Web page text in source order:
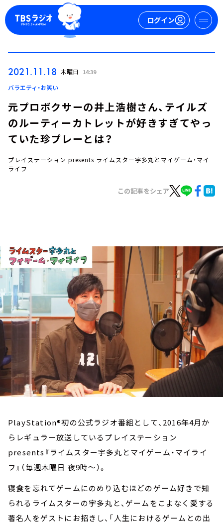
ログイン
ログイン
YouTube
会社情報
2021.11.18 木曜日 14:39
バラエティ・お笑い
元プロボクサーの井上浩樹さん、テイルズ
のルーティーカトレットが好きすぎてやっ
ていた珍プレーとは？
プレイステーション presents ライムスター宇多丸とマイゲーム・マイ
ライフ
この記事をシェア
PlayStation®初の公式ラジオ番組として、2016年4月か
らレギュラー放送しているプレイステーション
presents『ライムスター宇多丸とマイゲーム・マイライ
フ』（毎週木曜日 夜9時～）。
寝食を忘れてゲームにのめり込むほどのゲーム好きで知
られるライムスターの宇多丸と、ゲームをこよなく愛する
著名人をゲストにお招きし、｢人生におけるゲームとの出